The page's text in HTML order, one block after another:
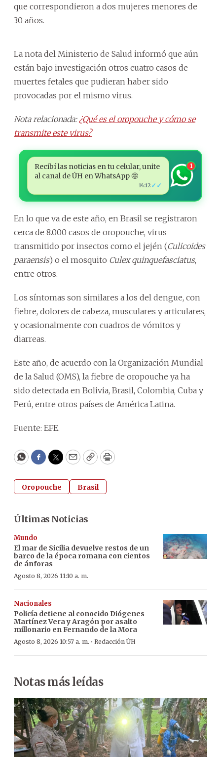
que correspondieron a dos mujeres menores de
30 años.
La nota del Ministerio de Salud informó que aún
están bajo investigación otros cuatro casos de
muertes fetales que pudieran haber sido
provocadas por el mismo virus.
Nota relacionada: ¿Qué es el oropouche y cómo se
transmite este virus?
Recibí las noticias en tu celular, unite
al canal de ÚH en WhatsApp 🤩
14:12 ✓✓
1
En lo que va de este año, en Brasil se registraron
cerca de 8.000 casos de oropouche, virus
transmitido por insectos como el jején (Culicoides
paraensis) o el mosquito Culex quinquefasciatus,
entre otros.
Los síntomas son similares a los del dengue, con
fiebre, dolores de cabeza, musculares y articulares,
y ocasionalmente con cuadros de vómitos y
diarreas.
Este año, de acuerdo con la Organización Mundial
de la Salud (OMS), la fiebre de oropouche ya ha
sido detectada en Bolivia, Brasil, Colombia, Cuba y
Perú, entre otros países de América Latina.
Fuente: EFE.
WhatsApp
Facebook
Twitter
EmailCopyPrint
Oropouche Brasil
Últimas Noticias
Mundo
El mar de Sicilia devuelve restos de un
barco de la época romana con cientos
de ánforas
Agosto 8, 2026 11:10 a. m.
Nacionales
Policía detiene al conocido Diógenes
Martínez Vera y Aragón por asalto
millonario en Fernando de la Mora
Agosto 8, 2026 10:57 a. m. · Redacción ÚH
Notas más leídas